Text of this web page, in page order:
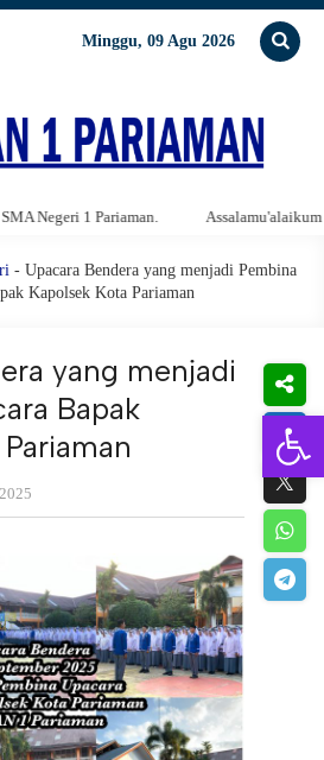
Minggu, 09 Agu 2026
Pariaman. Assalamu'alaikum
- Upacara Bendera yang menjadi Pembina
Kapolsek Kota Pariaman
yang menjadi
Bapak